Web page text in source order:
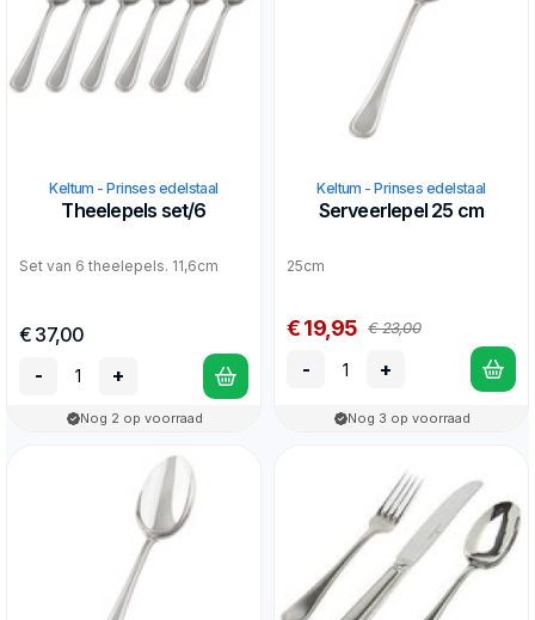
Keltum - Prinses edelstaal
Theelepels set/6
Set van 6 theelepels. 11,6cm
€ 37,00
-
+
Nog 2 op voorraad
Keltum - Prinses edelstaal
Serveerlepel 25 cm
25cm
€ 19,95 € 23,00
- +
Nog 3 op voorraad